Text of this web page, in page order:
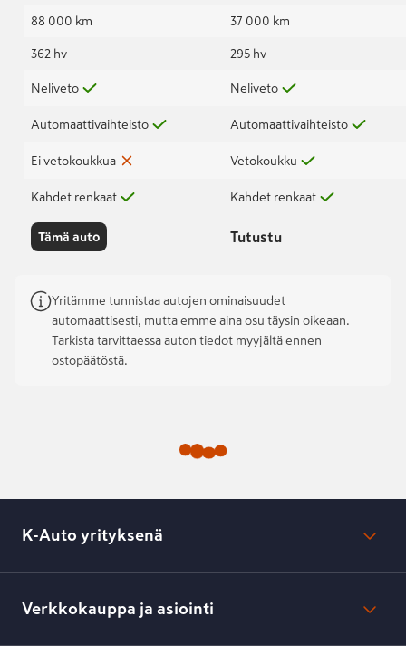
88 000 km
362 hv
Neliveto
Automaattivaihteisto
Ei vetokoukkua
Kahdet renkaat
Tämä auto
37 000 km
295 hv
Neliveto
Automaattivaihteisto
Vetokoukku
Kahdet renkaat
Tutustu
Yritämme tunnistaa autojen ominaisuudet
automaattisesti, mutta emme aina osu täysin oikeaan.
Tarkista tarvittaessa auton tiedot myyjältä ennen
ostopäätöstä.
K-Auto yrityksenä
Lehdistötiedotteet
Toimipisteiden yhteystiedot
Verkkokauppa ja asiointi